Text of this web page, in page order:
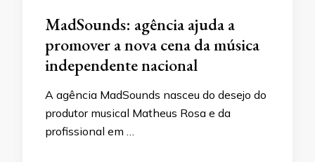
MadSounds: agência ajuda a
promover a nova cena da música
independente nacional
A agência MadSounds nasceu do desejo do
produtor musical Matheus Rosa e da
profissional em …